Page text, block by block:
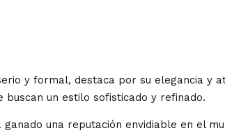
y formal, destaca por su elegancia y
un estilo sofisticado y refinado.
una reputación envidiable en el